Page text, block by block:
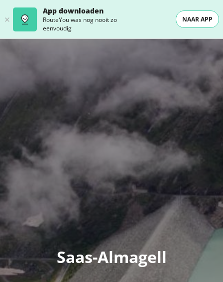
App downloaden
RouteYou was nog nooit zo
eenvoudig
NAAR APP
Saas-Almagell